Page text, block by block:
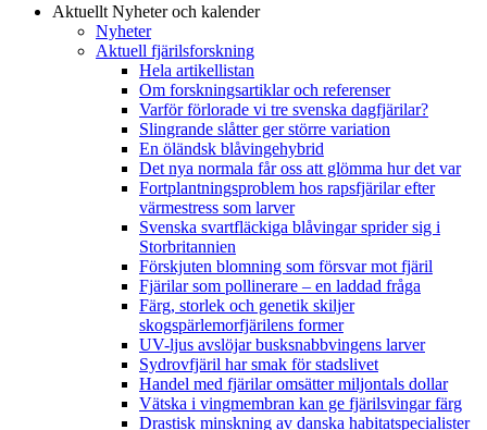
Aktuellt Nyheter och kalender
Nyheter
Aktuell fjärilsforskning
Hela artikellistan
Om forskningsartiklar och referenser
Varför förlorade vi tre svenska dagfjärilar?
Slingrande slåtter ger större variation
En öländsk blåvingehybrid
Det nya normala får oss att glömma hur det var
Fortplantningsproblem hos rapsfjärilar efter
värmestress som larver
Svenska svartfläckiga blåvingar sprider sig i
Storbritannien
Förskjuten blomning som försvar mot fjäril
Fjärilar som pollinerare – en laddad fråga
Färg, storlek och genetik skiljer
skogspärlemorfjärilens former
UV-ljus avslöjar busksnabbvingens larver
Sydrovfjäril har smak för stadslivet
Handel med fjärilar omsätter miljontals dollar
Vätska i vingmembran kan ge fjärilsvingar färg
Drastisk minskning av danska habitatspecialister